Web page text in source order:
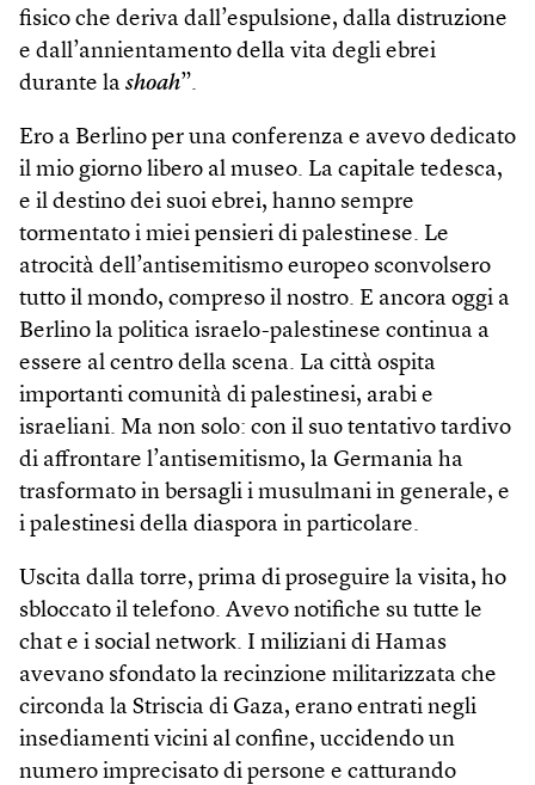
fisico che deriva dall’espulsione, dalla distruzione
e dall’annientamento della vita degli ebrei
durante la shoah”.
Ero a Berlino per una conferenza e avevo dedicato
il mio giorno libero al museo. La capitale tedesca,
e il destino dei suoi ebrei, hanno sempre
tormentato i miei pensieri di palestinese. Le
atrocità dell’antisemitismo europeo sconvolsero
tutto il mondo, compreso il nostro. E ancora oggi a
Berlino la politica israelo-palestinese continua a
essere al centro della scena. La città ospita
importanti comunità di palestinesi, arabi e
israeliani. Ma non solo: con il suo tentativo tardivo
di affrontare l’antisemitismo, la Germania ha
trasformato in bersagli i musulmani in generale, e
i palestinesi della diaspora in particolare.
Uscita dalla torre, prima di proseguire la visita, ho
sbloccato il telefono. Avevo notifiche su tutte le
chat e i social network. I miliziani di Hamas
avevano sfondato la recinzione militarizzata che
circonda la Striscia di Gaza, erano entrati negli
insediamenti vicini al confine, uccidendo un
numero imprecisato di persone e catturando